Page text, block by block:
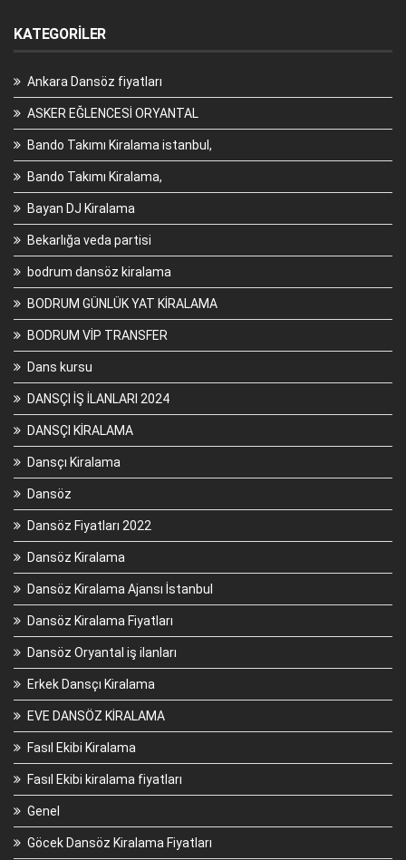
KATEGORILER
Ankara Dansöz fiyatları
ASKER EĞLENCESİ ORYANTAL
Bando Takımı Kiralama istanbul,
Bando Takımı Kiralama,
Bayan DJ Kiralama
Bekarlığa veda partisi
bodrum dansöz kiralama
BODRUM GÜNLÜK YAT KİRALAMA
BODRUM VİP TRANSFER
Dans kursu
DANSÇI İŞ İLANLARI 2024
DANSÇI KİRALAMA
Dansçı Kiralama
Dansöz
Dansöz Fiyatları 2022
Dansöz Kiralama
Dansöz Kiralama Ajansı İstanbul
Dansöz Kiralama Fiyatları
Dansöz Oryantal iş ilanları
Erkek Dansçı Kiralama
EVE DANSÖZ KİRALAMA
Fasıl Ekibi Kiralama
Fasıl Ekibi kiralama fiyatları
Genel
Göcek Dansöz Kiralama Fiyatları